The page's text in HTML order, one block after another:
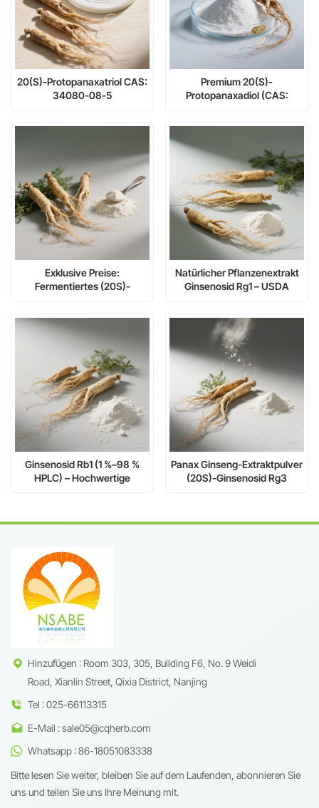
20(S)-Protopanaxatriol CAS:
34080-08-5
Premium 20(S)-
Protopanaxadiol (CAS:
Exklusive Preise:
Fermentiertes (20S)-
Natürlicher Pflanzenextrakt
Ginsenosid Rg1 – USDA
Ginsenosid Rb1 (1 %–98 %
HPLC) – Hochwertige
Panax Ginseng-Extraktpulver
(20S)-Ginsenosid Rg3
Hinzufügen : Room 303, 305, Building F6, No. 9 Weidi
Road, Xianlin Street, Qixia District, Nanjing
Tel : 025-66113315
E-Mail : sale05@cqherb.com
Whatsapp : 86-18051083338
Bitte lesen Sie weiter, bleiben Sie auf dem Laufenden, abonnieren Sie
uns und teilen Sie uns Ihre Meinung mit.